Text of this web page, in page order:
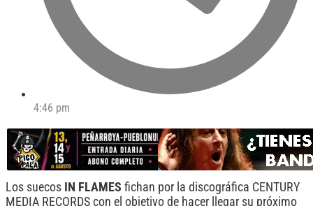
4:46 pm
Los suecos IN FLAMES fichan por la discográfica CENTURY
MEDIA RECORDS con el objetivo de hacer llegar su próximo